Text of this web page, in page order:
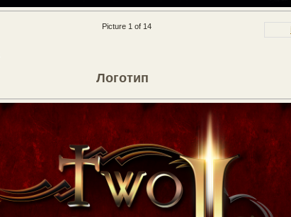
Picture 1 of 14
Логотип